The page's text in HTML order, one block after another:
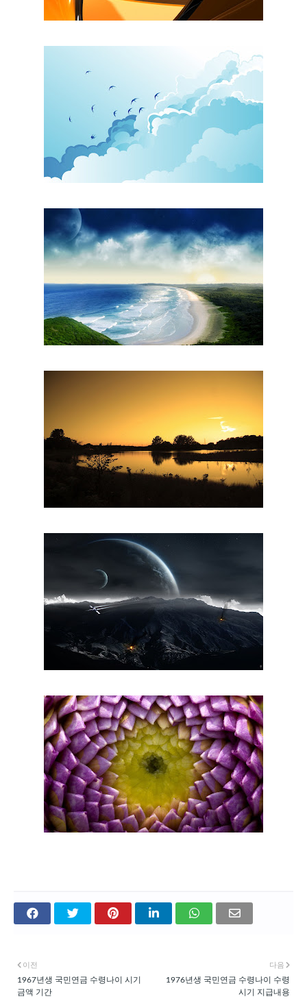
다음
1976년생 국민연금 수령나이 수령
시기 지급내용
이전
1967년생 국민연금 수령나이 시기
금액 기간